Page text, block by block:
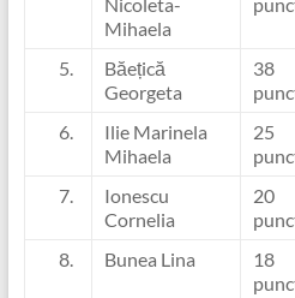
Mihaela
5.
Băețică
Georgeta
38
6.
Ilie Marinela
Mihaela
25
7.
Ionescu
Cornelia
20
8. Bunea Lina
18